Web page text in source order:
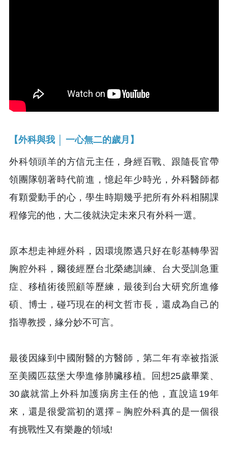
【外科與我 │ 一心無二的歲月】
外科領頭羊的方信元主任，身經百戰、跟隨長官帶
領團隊朝著時代前進，憶起年少時光，外科醫師都
有顆愛動手的心，學生時期幾乎把所有外科相關課
程修完的他，大二後就決定未來只有外科一選。
原本想走神經外科，因環境際遇只好在彰基轉學習
胸腔外科，爾後經歷台北榮總訓練、台大受訓急重
症、移植術後照顧等歷練，最後到台大研究所進修
碩、博士，碰巧現在的柯文哲市長，還成為自己的
指導教授，緣分妙不可言。
最後因緣到中國附醫的方醫師，第二年有幸被指派
至美國匹茲堡大學進修肺臟移植。回想25歲畢業、
30歲就當上外科加護病房主任的他，直說這19年
來，還是很愛當初的選擇－胸腔外科真的是一個很
有挑戰性又有樂趣的領域!